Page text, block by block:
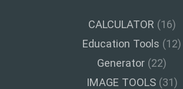
CALCULATOR (16)
Education Tools (12)
Generator (22)
IMAGE TOOLS(31)